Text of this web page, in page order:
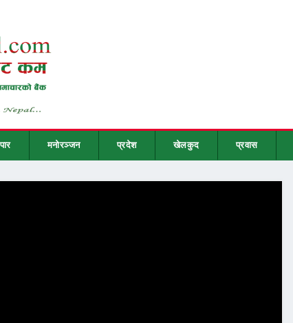
मनोरञ्जन प्रदेश खेलकुद प्रवास